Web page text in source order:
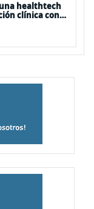
healthtech
clínica con